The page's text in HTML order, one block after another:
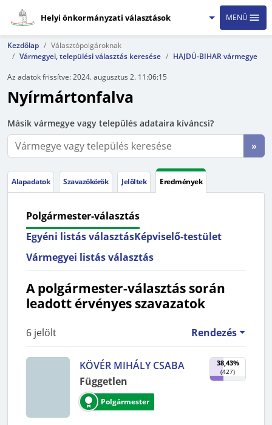
Helyi önkormányzati választások MENÜ
Kezdőlap
Választópolgároknak
Vármegyei, települési választás keresése
HAJDÚ-BIHAR vármegye
Az adatok frissítve:2024. augusztus 2. 11:06:15
Nyírmártonfalva
Másik vármegye vagy település adataira kíváncsi?
»
Alapadatok Szavazókörök Jelöltek Eredmények
Polgármester-választás
Egyéni listás választásKépviselő-testület
Vármegyei listás választás
A polgármester-választás során
leadott érvényes szavazatok
6 jelölt Rendezés
KÖVÉR MIHÁLY CSABA
Független
Polgármester
38,43%
(427)